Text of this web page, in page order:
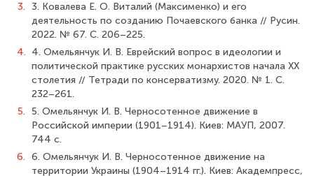
3. 3. Ковалева Е. О. Виталий (Максименко) и его
деятельность по созданию Почаевского банка // Русин.
2022. № 67. С. 206–225.
4. 4. Омельянчук И. В. Еврейский вопрос в идеологии и
политической практике русских монархистов начала XX
столетия // Тетради по консерватизму. 2020. № 1. С.
232–261.
5. 5. Омельянчук И. В. Черносотенное движение в
Российской империи (1901–1914). Киев: МАУП, 2007.
744 с.
6. 6. Омельянчук И. В. Черносотенное движение на
территории Украины (1904–1914 гг.). Киев: Академпресс,